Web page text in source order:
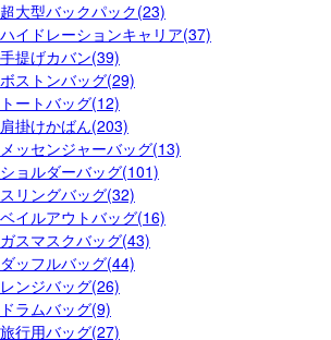
超大型バックパック(23)
ハイドレーションキャリア(37)
手提げカバン(39)
ボストンバッグ(29)
トートバッグ(12)
肩掛けかばん(203)
メッセンジャーバッグ(13)
ショルダーバッグ(101)
スリングバッグ(32)
ベイルアウトバッグ(16)
ガスマスクバッグ(43)
ダッフルバッグ(44)
レンジバッグ(26)
ドラムバッグ(9)
旅行用バッグ(27)